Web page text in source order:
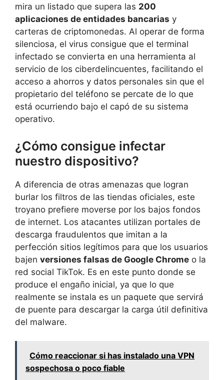
mira un listado que supera las 200
aplicaciones de entidades bancarias y
carteras de criptomonedas. Al operar de forma
silenciosa, el virus consigue que el terminal
infectado se convierta en una herramienta al
servicio de los ciberdelincuentes, facilitando el
acceso a ahorros y datos personales sin que el
propietario del teléfono se percate de lo que
está ocurriendo bajo el capó de su sistema
operativo.
¿Cómo consigue infectar
nuestro dispositivo?
A diferencia de otras amenazas que logran
burlar los filtros de las tiendas oficiales, este
troyano prefiere moverse por los bajos fondos
de internet. Los atacantes utilizan portales de
descarga fraudulentos que imitan a la
perfección sitios legítimos para que los usuarios
bajen versiones falsas de Google Chrome o la
red social TikTok. Es en este punto donde se
produce el engaño inicial, ya que lo que
realmente se instala es un paquete que servirá
de puente para descargar la carga útil definitiva
del malware.
Cómo reaccionar si has instalado una VPN
sospechosa o poco fiable